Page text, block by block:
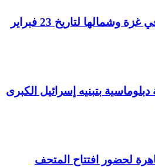
كشف مستفيدي الغاز في غزة وشمالها لتاريخ 23 فبراير
بتبنيه إسرائيل الكبرى
لحضور افتتاح المتحف